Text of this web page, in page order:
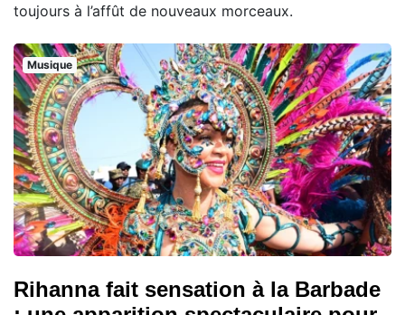
toujours à l’affût de nouveaux morceaux.
Musique
Rihanna fait sensation à la Barbade